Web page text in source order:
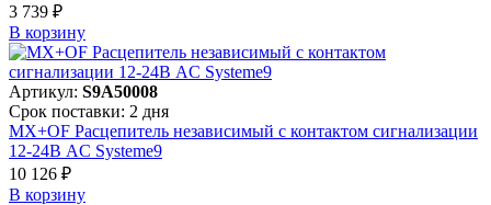
3 739 ₽
В корзинy
Артикул: S9A50008
Срок поставки: 2 дня
MX+OF Расцепитель независимый с контактом сигнализации
12-24В AC Systeme9
10 126 ₽
В корзинy